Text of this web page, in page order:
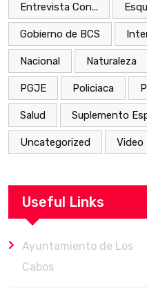
Entrevista Con...
Gobierno de BCS
Nacional Naturaleza
PGJE Policiaca
Salud Suplemento
Uncategorized Video
Useful Links
Ayuntamiento de Los
Cabos